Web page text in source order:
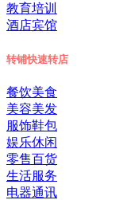
教育培训
酒店宾馆
转铺快速转店
餐饮美食
美容美发
服饰鞋包
娱乐休闲
零售百货
生活服务
电器通讯